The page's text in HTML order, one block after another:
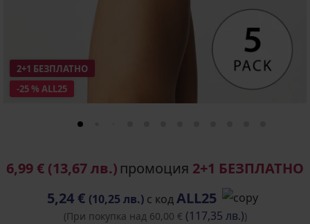
-25 % ALL25
2+1 БЕЗПЛАТНО
6,99 € (13,67 лв.) промоция 2+1 БЕЗПЛАТНО
5,24 € (10,25 лв.)с кодALL25
(При покупка над 60,00 € (117,35 лв.))